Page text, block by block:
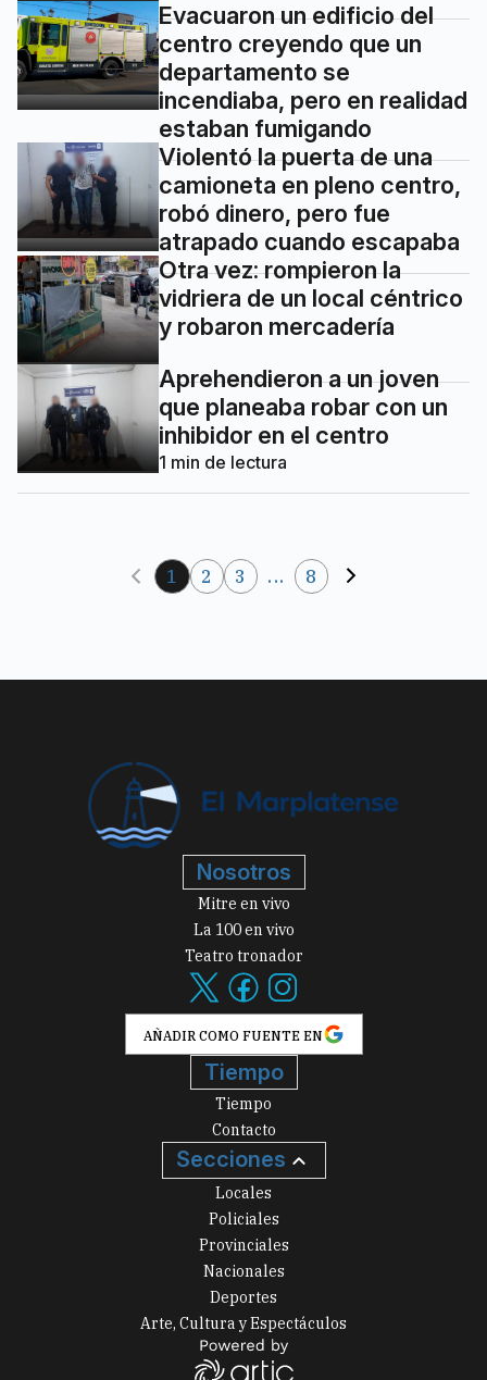
Evacuaron un edificio del
centro creyendo que un
departamento se
incendiaba, pero en realidad
estaban fumigando
Violentó la puerta de una
camioneta en pleno centro,
robó dinero, pero fue
atrapado cuando escapaba
Otra vez: rompieron la
vidriera de un local céntrico
y robaron mercadería
Aprehendieron a un joven
que planeaba robar con un
inhibidor en el centro
1 min de lectura
1 2 3 ... 8
Nosotros
Mitre en vivo
La 100 en vivo
Teatro tronador
AÑADIR COMO FUENTE EN
Tiempo
Tiempo
Contacto
Secciones
Locales
Policiales
Provinciales
Nacionales
Deportes
Arte, Cultura y Espectáculos